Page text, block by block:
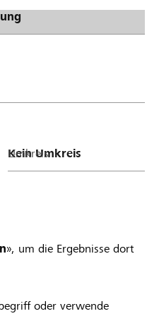
am Lokalbonus
und
du automatisch
Verein/deine
Unter
nachdem deine
wurde oder dein
oder
Umkreis
», um die Ergebnisse dort
oder verwende